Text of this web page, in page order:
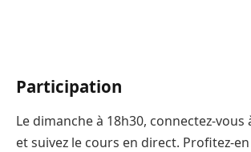
Participation
Le dimanche à 18h30, connectez-
et suivez le cours en direct. Profitez-